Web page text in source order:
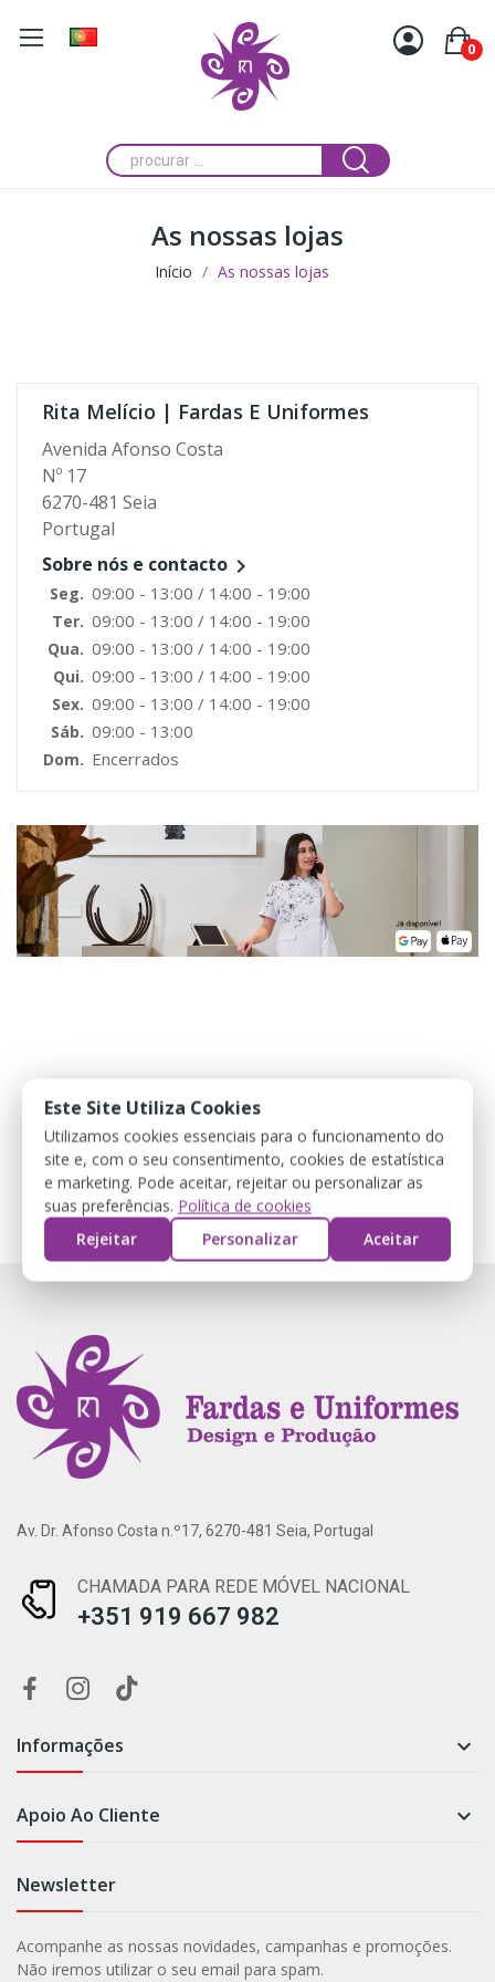
0
As nossas lojas
Início As nossas lojas
Rita Melício | Fardas E Uniformes
Avenida Afonso Costa
Nº 17
6270-481 Seia
Portugal
Sobre nós e contacto 
Seg. 09:00 - 13:00 / 14:00 - 19:00
Ter. 09:00 - 13:00 / 14:00 - 19:00
Qua. 09:00 - 13:00 / 14:00 - 19:00
Qui. 09:00 - 13:00 / 14:00 - 19:00
Sex. 09:00 - 13:00 / 14:00 - 19:00
Sáb. 09:00 - 13:00
Dom. Encerrados
Av. Dr. Afonso Costa n.º17, 6270-481 Seia, Portugal
CHAMADA PARA REDE MÓVEL NACIONAL
+351 919 667 982
Informações 
Apoio Ao Cliente 
Newsletter
Acompanhe as nossas novidades, campanhas e promoções.
Não iremos utilizar o seu email para spam.
Este Site Utiliza Cookies
Utilizamos cookies essenciais para o funcionamento do
site e, com o seu consentimento, cookies de estatística
e marketing. Pode aceitar, rejeitar ou personalizar as
suas preferências. Política de cookies
Rejeitar
Personalizar Aceitar